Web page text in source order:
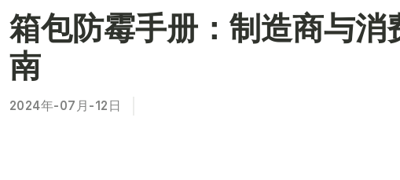
箱包防霉手册：制造商与消
南
2024年-07月-12日